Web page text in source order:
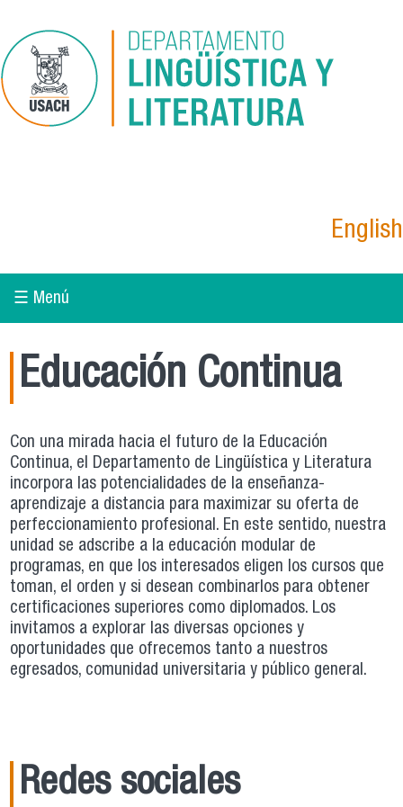
English
☰ Menú
Educación Continua
Con una mirada hacia el futuro de la Educación
Continua, el Departamento de Lingüística y Literatura
incorpora las potencialidades de la enseñanza-
aprendizaje a distancia para maximizar su oferta de
perfeccionamiento profesional. En este sentido, nuestra
unidad se adscribe a la educación modular de
programas, en que los interesados eligen los cursos que
toman, el orden y si desean combinarlos para obtener
certificaciones superiores como diplomados. Los
invitamos a explorar las diversas opciones y
oportunidades que ofrecemos tanto a nuestros
egresados, comunidad universitaria y público general.
Redes sociales